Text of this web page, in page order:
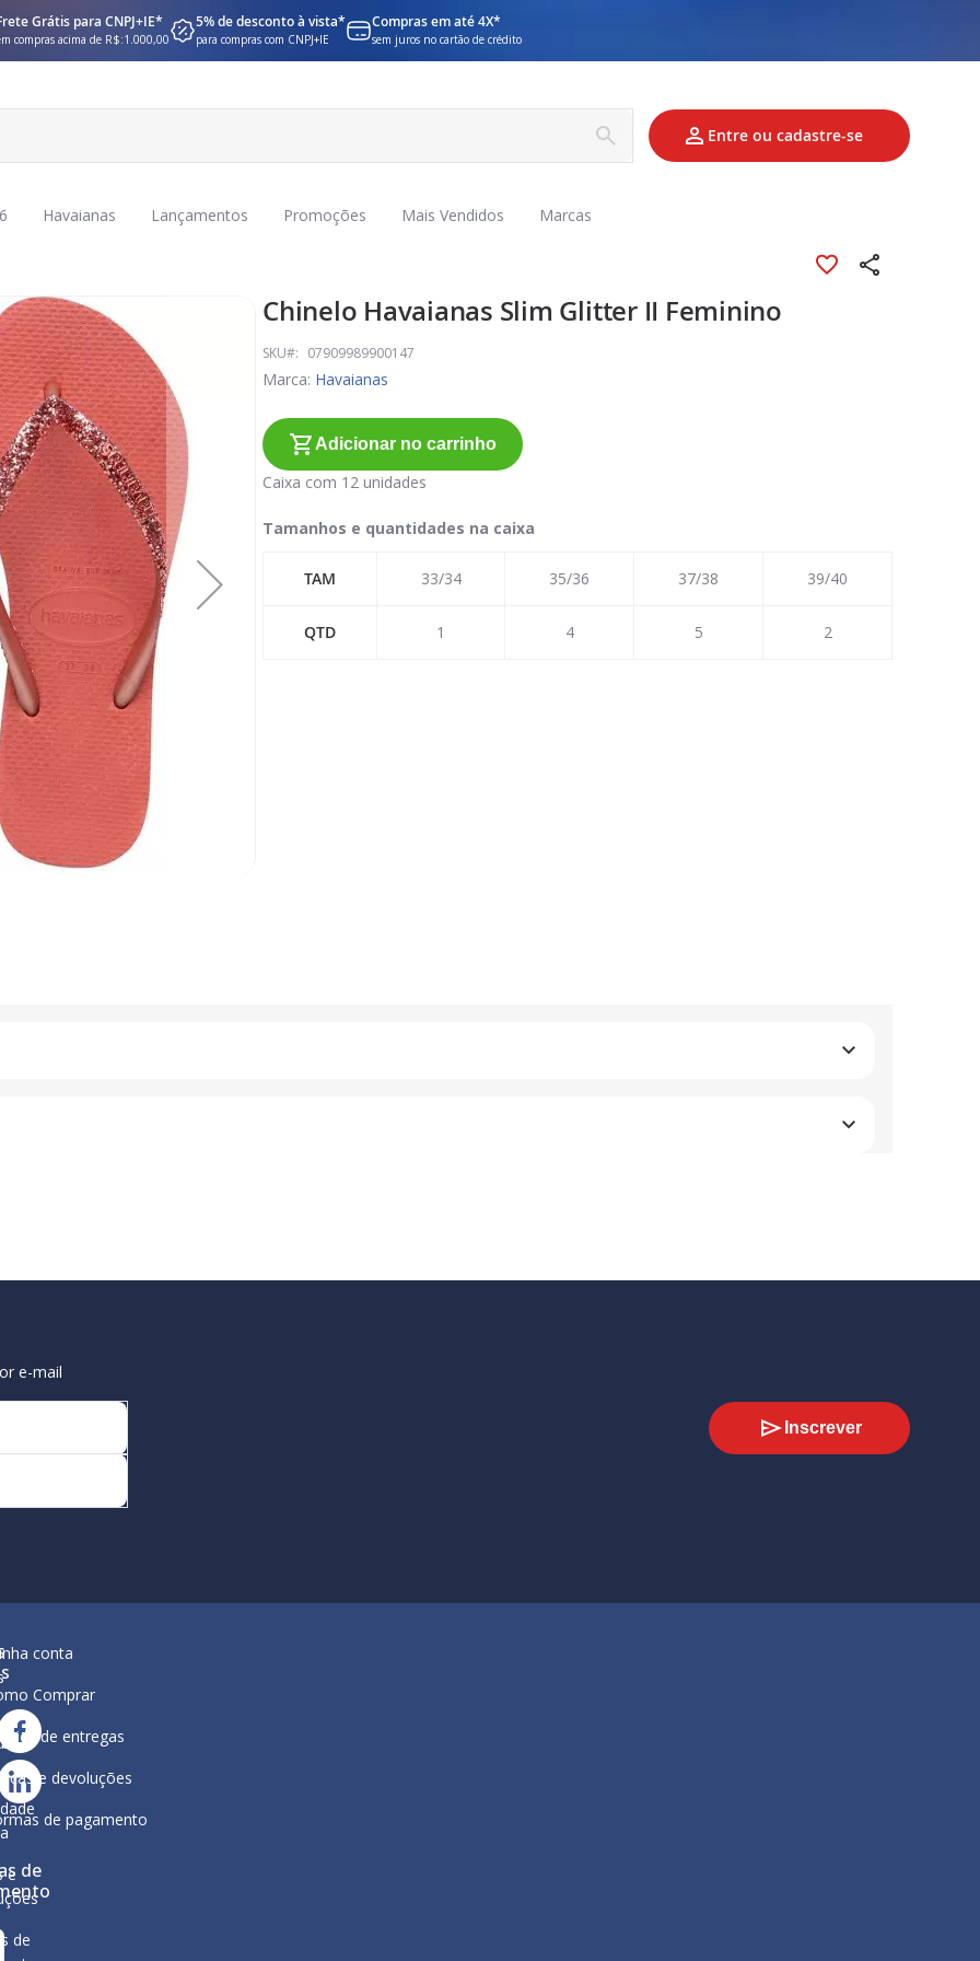
Grátis para CNPJ+IE*
compras acima de R$:1.000,00
5% de desconto à vista*
para compras com CNPJ+IE
Compras em até 4X*
sem juros no cartão de crédito
Entre ou cadastre-se
Havaianas Lançamentos Promoções Mais Vendidos Marcas
Chinelo Havaianas Slim Glitter II Feminino
SKU 07909989900147
Marca: Havaianas
Adicionar no carrinho
Caixa com 12 unidades
Tamanhos e quantidades na caixa
TAM 33/34 35/36 37/38 39/40
QTD 1 4 5 2
e-mail
Inscrever
e
de
de
de
conta
Comprar
de entregas
e devoluções
de pagamento